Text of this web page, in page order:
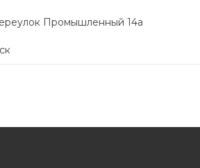
Промышленный 14а